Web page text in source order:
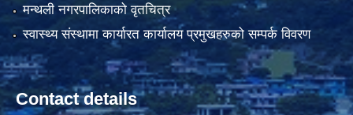
मन्थली नगरपालिकाको वृतचित्र
स्वास्थ्य संस्थामा कार्यारत कार्यालय प्रमुखहरुको सम्पर्क विवरण
Contact details